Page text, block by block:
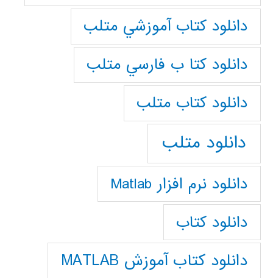
دانلود كتاب آموزشي متلب
دانلود كتا ب فارسي متلب
دانلود كتاب متلب
دانلود متلب
دانلود نرم افزار Matlab
دانلود کتاب
دانلود کتاب آموزش MATLAB